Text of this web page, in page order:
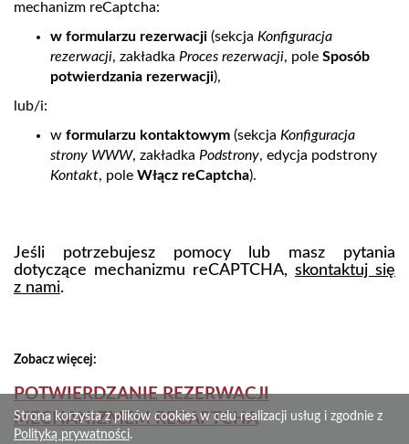
mechanizm reCaptcha:
w formularzu rezerwacji (sekcja Konfiguracja
rezerwacji, zakładka Proces rezerwacji, pole Sposób
potwierdzania rezerwacji),
lub/i:
w formularzu kontaktowym (sekcja Konfiguracja
strony WWW, zakładka Podstrony, edycja podstrony
Kontakt, pole Włącz reCaptcha).
Jeśli potrzebujesz pomocy lub masz pytania
dotyczące mechanizmu reCAPTCHA, skontaktuj się
z nami.
Zobacz więcej:
POTWIERDZANIE REZERWACJI
MECHANIZMEM RECAPTCHA
Strona korzysta z plików cookies w celu realizacji usług i zgodnie z
Polityką prywatności.